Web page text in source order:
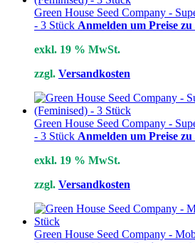
Green House Seed Company -
- 3 Stück Anmelden um Preise zu
exkl. 19 % MwSt.
zzgl. Versandkosten
Green House Seed Company -
- 3 Stück Anmelden um Preise zu
exkl. 19 % MwSt.
zzgl. Versandkosten
Green House Seed Company -